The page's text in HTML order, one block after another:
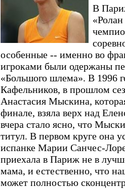
В
особенные -- именно во
игроками были одержаны
«Большого шлема». В 1996
Кафельников, в прошлом
Анастасия Мыскина,
финале, взяла верх над
вчера стало ясно, что
титул. В первом круге она
испанке Марии Санчес-
приехала в Париж не в
мама, и естественно, что
может полностью